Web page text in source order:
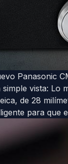
Panasonic
vista: Lo
de 28
para que